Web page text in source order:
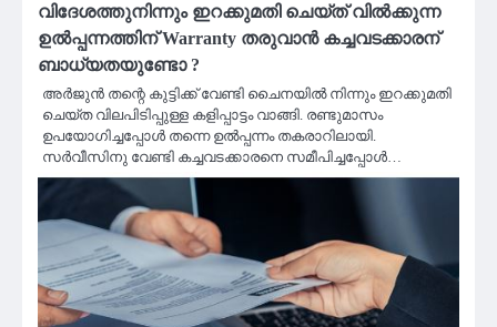
വിദേശത്തുനിന്നും ഇറക്കുമതി ചെയ്ത് വിൽക്കുന്ന
ഉൽപ്പന്നത്തിന് Warranty തരുവാൻ കച്ചവടക്കാരന്
ബാധ്യതയുണ്ടോ ?
അർജുൻ തന്റെ കുട്ടിക്ക് വേണ്ടി ചൈനയിൽ നിന്നും ഇറക്കുമതി
ചെയ്ത വിലപിടിപ്പുള്ള കളിപ്പാട്ടം വാങ്ങി. രണ്ടുമാസം
ഉപയോഗിച്ചപ്പോൾ തന്നെ ഉൽപ്പന്നം തകരാറിലായി.
സർവീസിനു വേണ്ടി കച്ചവടക്കാരനെ സമീപിച്ചപ്പോൾ…